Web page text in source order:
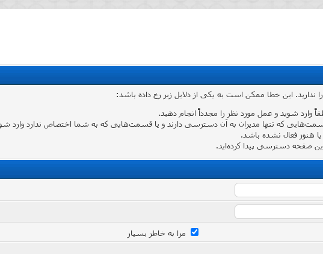
این خطا ممکن است به یکی از دلایل زیر رخ داده باشد:
وارد شوید و عمل مورد نظر را مجدداً انجام دهید.
که تنها مدیران به آن دسترسی دارند و یا قسمت‌هایی که به شما اختصاص ندارد وارد
هنوز فعال نشده باشد.
صفحه دسترسی پیدا کرده‌اید.
مرا به خاطر بسپار